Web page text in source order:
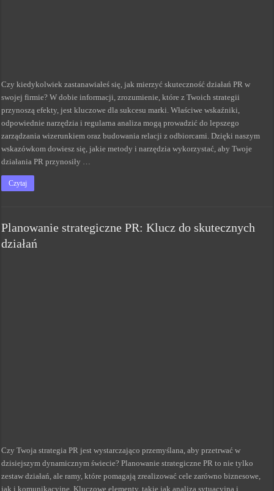
Czy kiedykolwiek zastanawiałeś się, jak mierzyć skuteczność działań PR w
swojej firmie? W dobie informacji, zrozumienie, które z Twoich strategii
przynoszą efekty, jest kluczowe dla sukcesu marki. Właściwe wskaźniki,
odpowiednie narzędzia i regularna analiza mogą prowadzić do lepszego
zarządzania wizerunkiem oraz budowania relacji z odbiorcami. Dzięki naszym
wskazówkom dowiesz się, jakie metody i narzędzia wykorzystać, aby Twoje
działania PR przynosiły …
Czytaj
Planowanie strategiczne PR: Klucz do skutecznych
działań
Czy Twoja strategia PR jest wystarczająco przemyślana, aby przetrwać w
dzisiejszym dynamicznym świecie? Planowanie strategiczne PR to nie tylko
zestaw działań, ale ramy, które pomagają zrealizować cele zarówno biznesowe,
jak i komunikacyjne. Kluczowe elementy, takie jak analiza sytuacyjna i